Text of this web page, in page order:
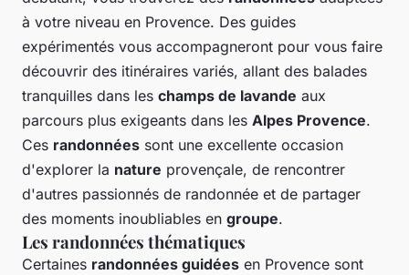
à votre niveau en Provence. Des guides
expérimentés vous accompagneront pour vous faire
découvrir des itinéraires variés, allant des balades
tranquilles dans les champs de lavande aux
parcours plus exigeants dans les Alpes Provence.
Ces randonnées sont une excellente occasion
d'explorer la nature provençale, de rencontrer
d'autres passionnés de randonnée et de partager
des moments inoubliables en groupe.
Les randonnées thématiques
Certaines randonnées guidées en Provence sont